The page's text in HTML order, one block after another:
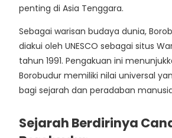
penting di Asia Tenggara.
Sebagai warisan budaya dunia,
diakui oleh UNESCO sebagai situs
tahun 1991. Pengakuan ini
Borobudur memiliki nilai universal
bagi sejarah dan peradaban
Sejarah Berdirinya